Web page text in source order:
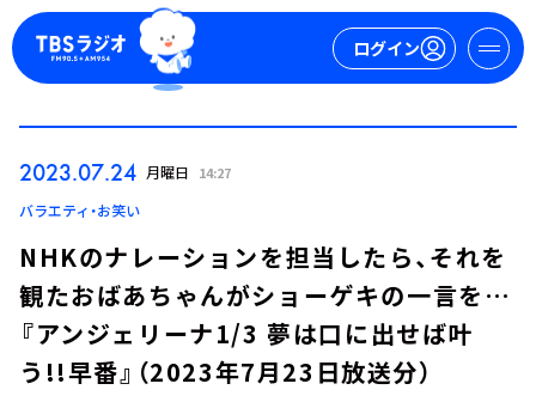
ログイン
ログイン
2023.07.24 月曜日 14:27
バラエティ・お笑い
NHKのナレーションを担当したら、それを
観たおばあちゃんがショーゲキの一言を…
『アンジェリーナ1/3 夢は口に出せば叶
う!!早番』（2023年7月23日放送分）